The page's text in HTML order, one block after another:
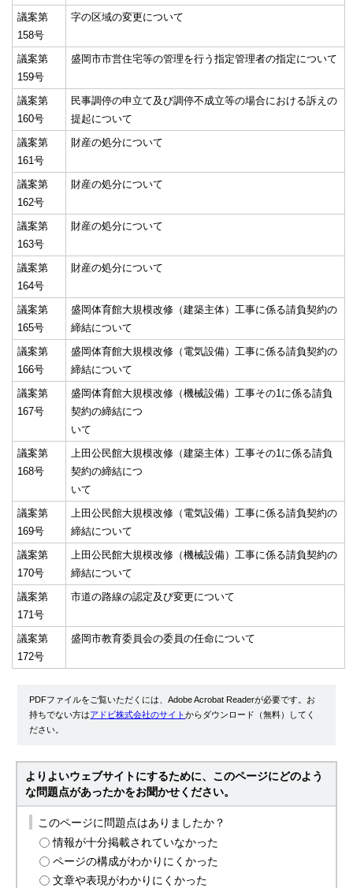
議案第
158号
字の区域の変更について
議案第
159号
盛岡市市営住宅等の管理を行う指定管理者の指定について
議案第
160号
民事調停の申立て及び調停不成立等の場合における訴えの
提起について
議案第
161号
財産の処分について
議案第
162号
財産の処分について
議案第
163号
財産の処分について
議案第
164号
財産の処分について
議案第
165号
盛岡体育館大規模改修（建築主体）工事に係る請負契約の
締結について
議案第
166号
盛岡体育館大規模改修（電気設備）工事に係る請負契約の
締結について
議案第
167号
盛岡体育館大規模改修（機械設備）工事その1に係る請負
契約の締結につ
いて
議案第
168号
上田公民館大規模改修（建築主体）工事その1に係る請負
契約の締結につ
いて
議案第
169号
上田公民館大規模改修（電気設備）工事に係る請負契約の
締結について
議案第
170号
上田公民館大規模改修（機械設備）工事に係る請負契約の
締結について
議案第
171号
市道の路線の認定及び変更について
議案第
172号
盛岡市教育委員会の委員の任命について
PDFファイルをご覧いただくには、Adobe Acrobat Readerが必要です。お
持ちでない方はアドビ株式会社のサイトからダウンロード（無料）してく
ださい。
よりよいウェブサイトにするために、このページにどのよう
な問題点があったかをお聞かせください。
このページに問題点はありましたか？
情報が十分掲載されていなかった
ページの構成がわかりにくかった
文章や表現がわかりにくかった